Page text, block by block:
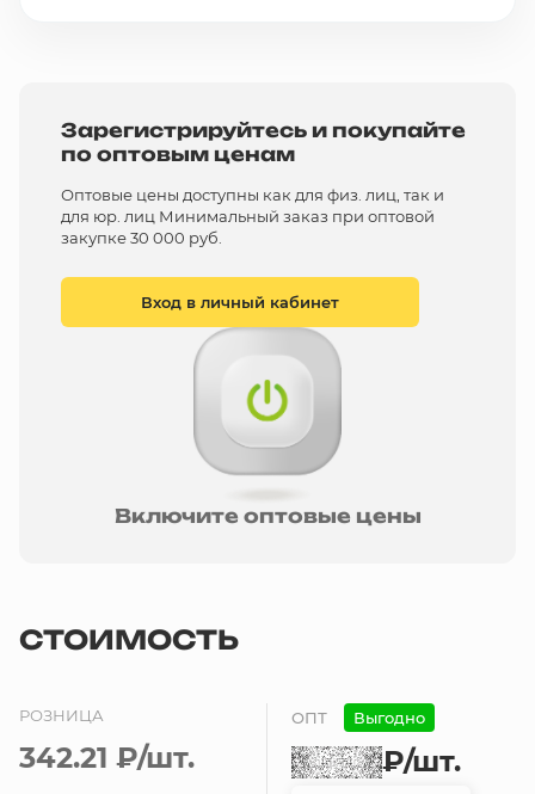
Зарегистрируйтесь и покупайте
по оптовым ценам
Оптовые цены доступны как для физ. лиц, так и
для юр. лиц Минимальный заказ при оптовой
закупке 30 000 руб.
Вход в личный кабинет
Включите оптовые цены
СТОИМОСТЬ
РОЗНИЦА
342.21 ₽/шт.
ОПТ Выгодно
₽/шт.